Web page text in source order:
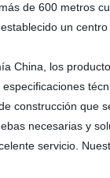
de 600 metros
un
China, los
construcción que
necesarias y
servicio.